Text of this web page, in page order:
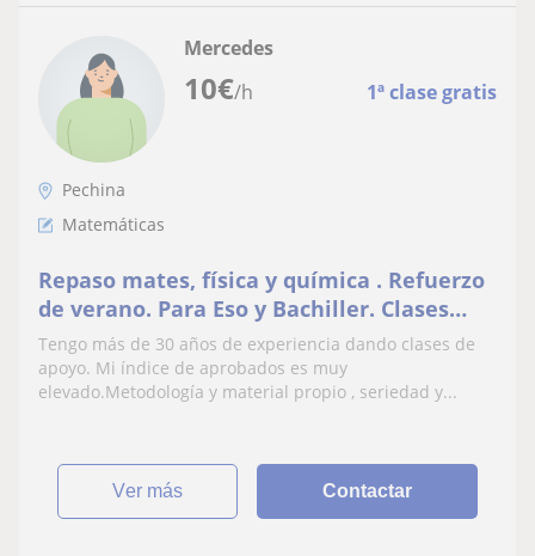
10€/h 1ª clase gratis
Mercedes
Pechina
Matemáticas
Repaso mates, física y química . Refuerzo
de verano. Para Eso y Bachiller. Clases
individuales o grupo de max 3 personas
Tengo más de 30 años de experiencia dando clases de
apoyo. Mi índice de aprobados es muy
elevado.Metodología y material propio , seriedad y...
ver más Contactar